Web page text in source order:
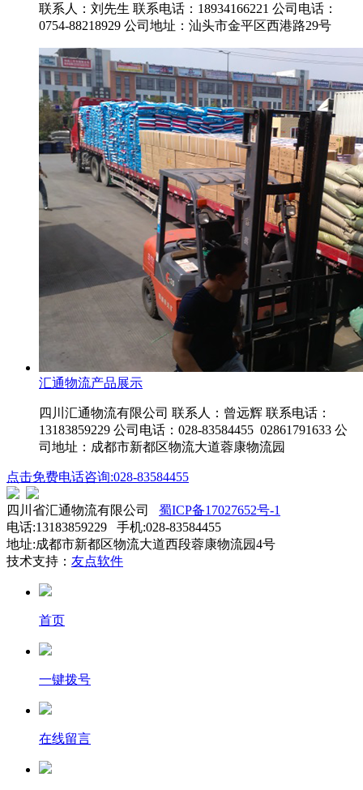
联系人：刘先生 联系电话：18934166221 公司电话：
0754-88218929 公司地址：汕头市金平区西港路29号
汇通物流产品展示
四川汇通物流有限公司 联系人：曾远辉 联系电话：
13183859229 公司电话：028-83584455 02861791633 公
司地址：成都市新都区物流大道蓉康物流园
点击免费电话咨询:028-83584455
四川省汇通物流有限公司 蜀ICP备17027652号-1
电话:13183859229 手机:028-83584455
地址:成都市新都区物流大道西段蓉康物流园4号
技术支持： 友点软件
首页
一键拨号
在线留言